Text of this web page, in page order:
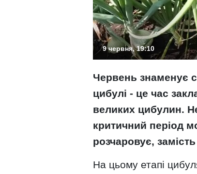
9 червня, 19:10
Червень знаменує
цибулі - це час
великих цибулин.
критичний період
розчаровує,
На цьому етапі